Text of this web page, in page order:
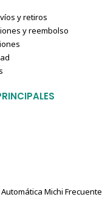
y retiros
y reembolso
Michi Frecuente